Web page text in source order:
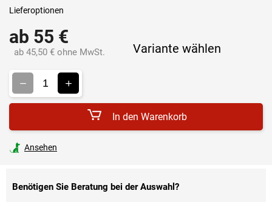
ab 55 €
ab 45,50 € ohne MwSt. Variante wählen
Lieferoptionen
In den Warenkorb
Ansehen
Benötigen Sie Beratung bei der Auswahl?